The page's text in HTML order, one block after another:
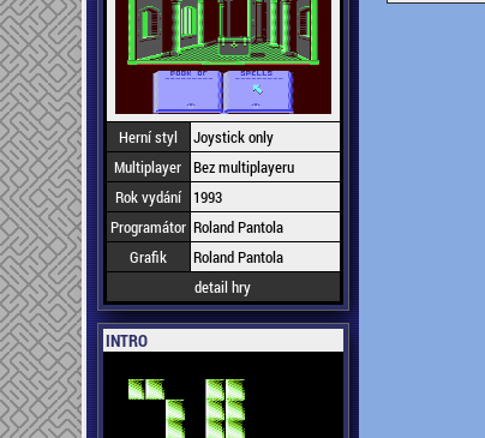
Herní styl
Joystick only
Multiplayer Bez multiplayeru
Rok vydání
1993
Programátor Roland Pantola
Grafik
Roland Pantola
detail hry
INTRO